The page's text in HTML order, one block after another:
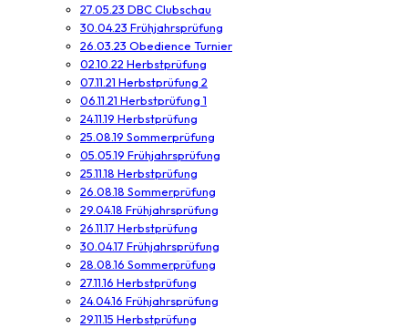
27.05.23 DBC Clubschau
30.04.23 Frühjahrsprüfung
26.03.23 Obedience Turnier
02.10.22 Herbstprüfung
07.11.21 Herbstprüfung 2
06.11.21 Herbstprüfung 1
24.11.19 Herbstprüfung
25.08.19 Sommerprüfung
05.05.19 Frühjahrsprüfung
25.11.18 Herbstprüfung
26.08.18 Sommerprüfung
29.04.18 Frühjahrsprüfung
26.11.17 Herbstprüfung
30.04.17 Frühjahrsprüfung
28.08.16 Sommerprüfung
27.11.16 Herbstprüfung
24.04.16 Frühjahrsprüfung
29.11.15 Herbstprüfung